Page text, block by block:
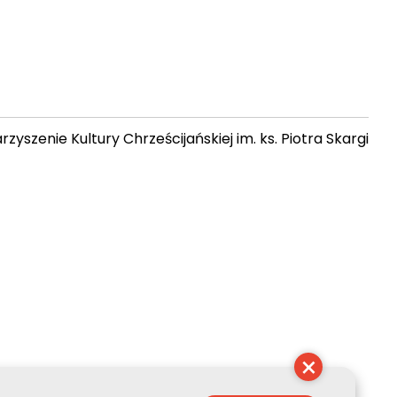
Kultury Chrześcijańskiej im. ks. Piotra Skargi
×